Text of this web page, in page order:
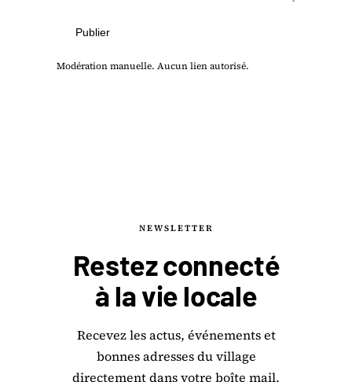
Publier
Modération manuelle. Aucun lien autorisé.
NEWSLETTER
Restez connecté
à lavie locale
Recevez les actus, événements et
bonnes adresses du village
directement dans votre boîte mail.